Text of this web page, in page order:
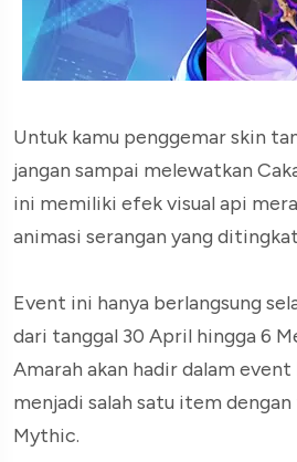
Untuk kamu penggemar skin
jangan sampai melewatkan
ini memiliki efek visual api
animasi serangan yang
Event ini hanya berlangsung
dari tanggal 30 April hingga 6
Amarah akan hadir dalam event
menjadi salah satu item
Mythic.